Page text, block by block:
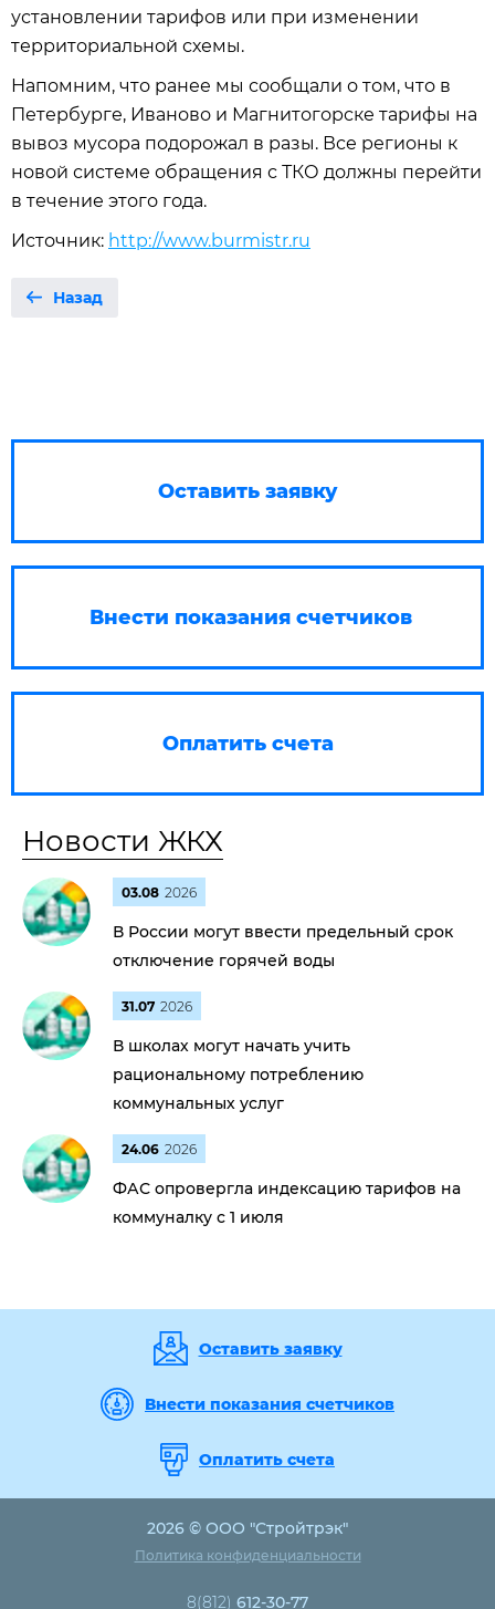
установлении тарифов или при изменении
территориальной схемы.
Напомним, что ранее мы сообщали о том, что в
Петербурге, Иваново и Магнитогорске тарифы на
вывоз мусора подорожал в разы. Все регионы к
новой системе обращения с ТКО должны перейти
в течение этого года.
Источник: http://www.burmistr.ru
Назад
Оставить заявку
Внести показания счетчиков
Оплатить счета
Новости ЖКХ
03.08 2026
В России могут ввести предельный срок
отключение горячей воды
31.07 2026
В школах могут начать учить
рациональному потреблению
коммунальных услуг
24.06 2026
ФАС опровергла индексацию тарифов на
коммуналку с 1 июля
Оставить заявку
Внести показания счетчиков
Оплатить счета
2026 © ООО "Стройтрэк"
Политика конфиденциальности
8(812) 612-30-77